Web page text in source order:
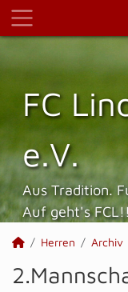
FC
e.V.
Aus Tradition.
Auf geht's
Herren Archiv